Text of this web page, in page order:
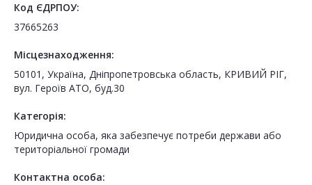
Код ЄДРПОУ:
37665263
Місцезнаходження:
50101, Україна, Дніпропетровська область, КРИВИЙ РІГ,
вул. Героїв АТО, буд.30
Категорія:
Юридична особа, яка забезпечує потреби держави або
територіальної громади
Контактна особа: